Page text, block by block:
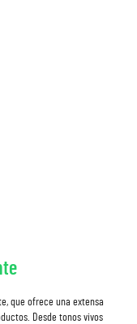
que ofrece una extensa
Desde tonos vivos